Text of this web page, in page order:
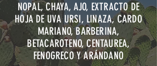
NOPAL, CHAYA, AJO, EXTRACTO DE
HOJA DE UVA URSI, LINAZA, CARDO
MARIANO, BARBERINA,
BETACAROTENO, CENTAUREA,
FENOGRECO Y ARÁNDANO